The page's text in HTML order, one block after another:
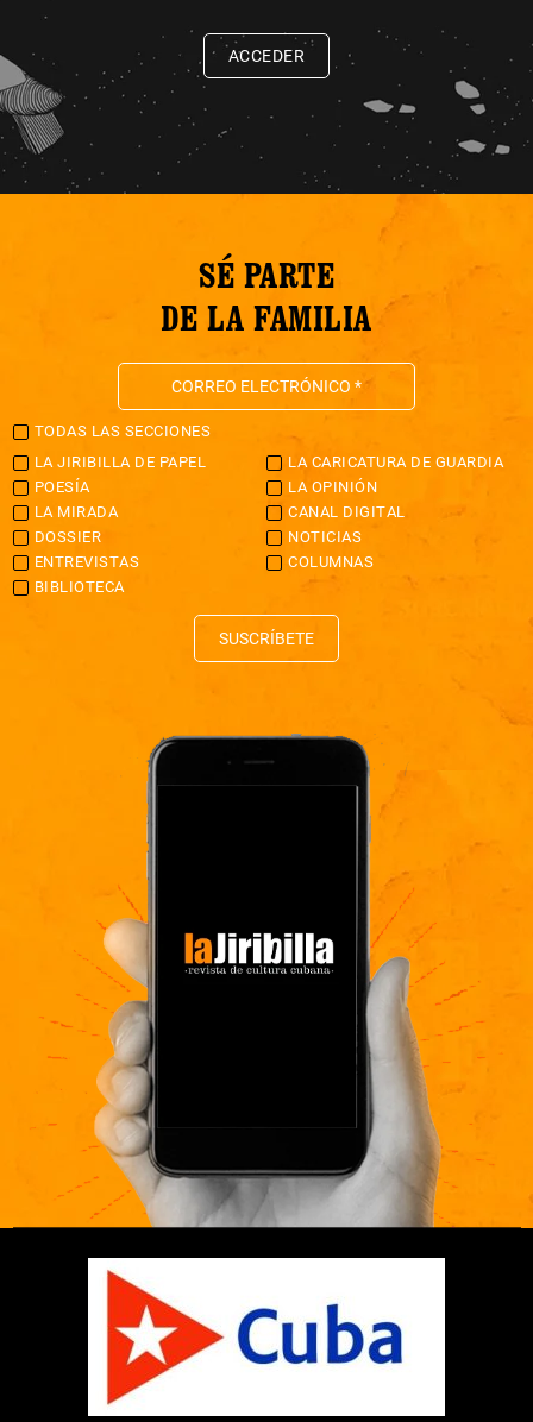
ACCEDER
SÉ PARTE
DE LA FAMILIA
TODAS LAS SECCIONES
LA JIRIBILLA DE PAPEL
LA CARICATURA DE GUARDIA
POESÍA
LA OPINIÓN
LA MIRADA
CANAL DIGITAL
DOSSIER
NOTICIAS
ENTREVISTAS
COLUMNAS
BIBLIOTECA
SUSCRÍBETE